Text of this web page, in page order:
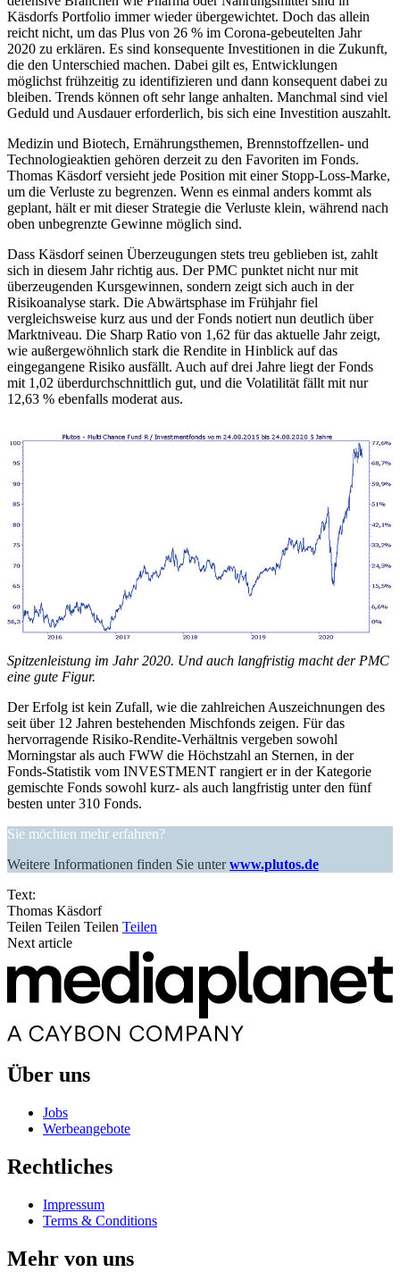
Käsdorfs Portfolio immer wieder übergewichtet. Doch das allein
reicht nicht, um das Plus von 26 % im Corona-gebeutelten Jahr
2020 zu erklären. Es sind konsequente Investitionen in die Zukunft,
die den Unterschied machen. Dabei gilt es, Entwicklungen
möglichst frühzeitig zu identifizieren und dann konsequent dabei zu
bleiben. Trends können oft sehr lange anhalten. Manchmal sind viel
Geduld und Ausdauer erforderlich, bis sich eine Investition auszahlt.
Medizin und Biotech, Ernährungsthemen, Brennstoffzellen- und
Technologieaktien gehören derzeit zu den Favoriten im Fonds.
Thomas Käsdorf versieht jede Position mit einer Stopp-Loss-Marke,
um die Verluste zu begrenzen. Wenn es einmal anders kommt als
geplant, hält er mit dieser Strategie die Verluste klein, während nach
oben unbegrenzte Gewinne möglich sind.
Dass Käsdorf seinen Überzeugungen stets treu geblieben ist, zahlt
sich in diesem Jahr richtig aus. Der PMC punktet nicht nur mit
überzeugenden Kursgewinnen, sondern zeigt sich auch in der
Risikoanalyse stark. Die Abwärtsphase im Frühjahr fiel
vergleichsweise kurz aus und der Fonds notiert nun deutlich über
Marktniveau. Die Sharp Ratio von 1,62 für das aktuelle Jahr zeigt,
wie außergewöhnlich stark die Rendite in Hinblick auf das
eingegangene Risiko ausfällt. Auch auf drei Jahre liegt der Fonds
mit 1,02 überdurchschnittlich gut, und die Volatilität fällt mit nur
12,63 % ebenfalls moderat aus.
Spitzenleistung im Jahr 2020. Und auch langfristig macht der PMC
eine gute Figur.
Der Erfolg ist kein Zufall, wie die zahlreichen Auszeichnungen des
seit über 12 Jahren bestehenden Mischfonds zeigen. Für das
hervorragende Risiko-Rendite-Verhältnis vergeben sowohl
Morningstar als auch FWW die Höchstzahl an Sternen, in der
Fonds-Statistik vom INVESTMENT rangiert er in der Kategorie
gemischte Fonds sowohl kurz- als auch langfristig unter den fünf
besten unter 310 Fonds.
Sie möchten mehr erfahren?
Weitere Informationen finden Sie unterwww.plutos.de
Text:
Thomas Käsdorf
Teilen Teilen Teilen Teilen
Next article
Über uns
Jobs
Werbeangebote
Rechtliches
Impressum
Terms & Conditions
Mehr von uns